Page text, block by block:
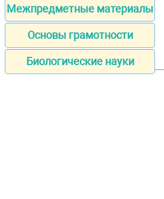
Межпредметные материалы
Основы грамотности
Биологические науки